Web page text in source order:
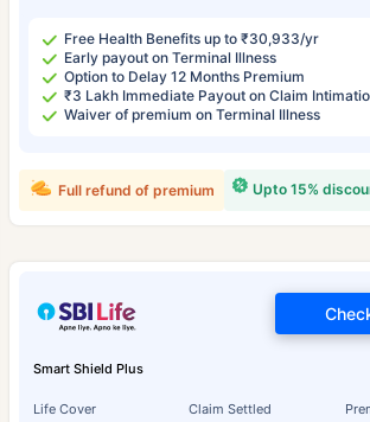
Free Health Benefits up to ₹30,933/yr
Early payout on Terminal Illness
Option to Delay 12 Months Premium
₹3 Lakh Immediate Payout on Claim
Waiver of premium on Terminal Illness
Upto 15%
Full refund of premium
Smart Shield Plus
Life Cover Claim Settled